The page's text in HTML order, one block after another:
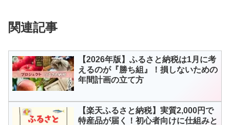
関連記事
【2026年版】ふるさと納税は1月に考
えるのが『勝ち組』！損しないための
年間計画の立て方
【楽天ふるさと納税】実質2,000円で
特産品が届く！初心者向けに仕組みと